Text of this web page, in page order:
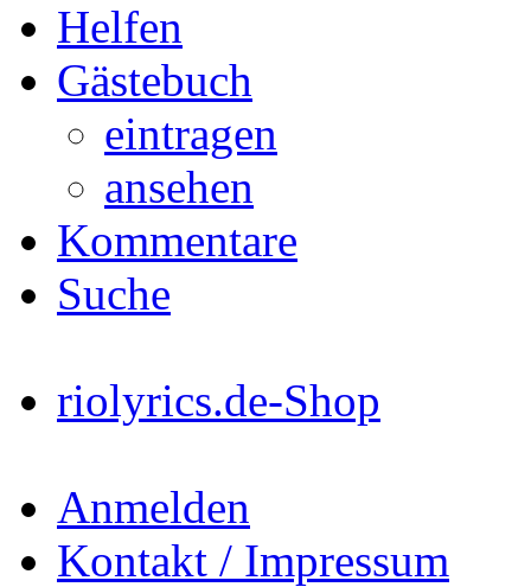
Helfen
Gästebuch
eintragen
ansehen
Kommentare
Suche
riolyrics.de-Shop
Anmelden
Kontakt / Impressum